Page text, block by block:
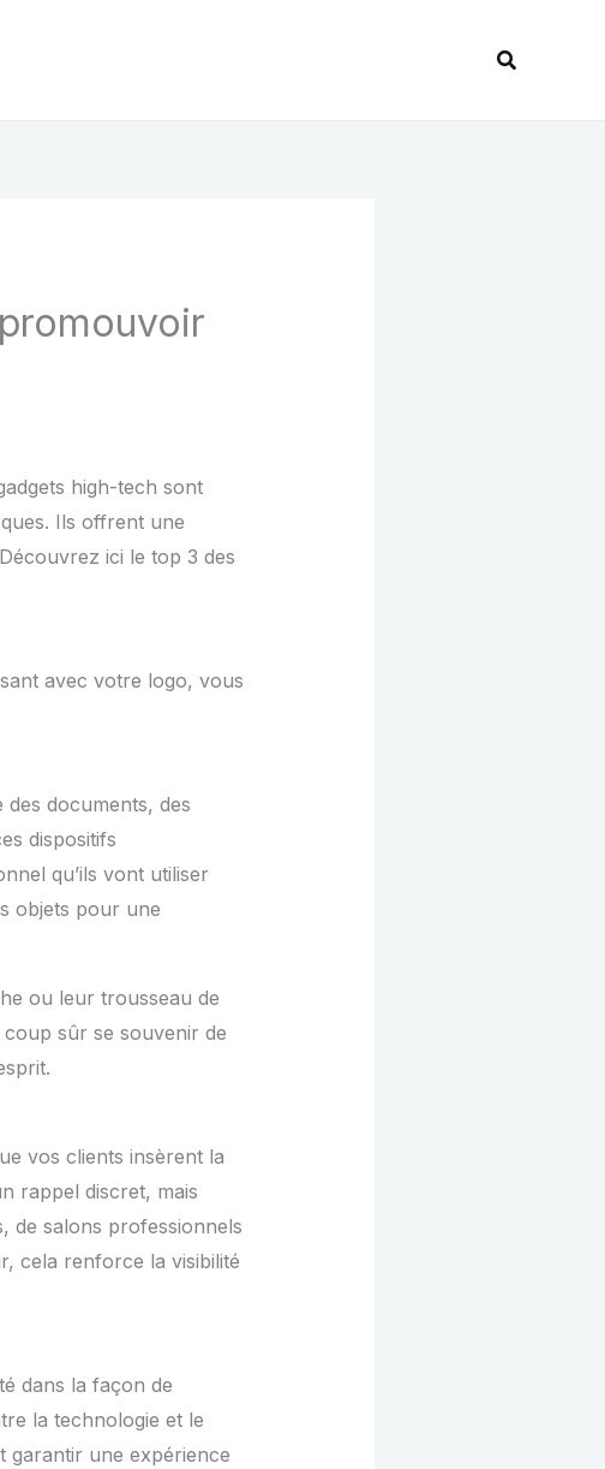
high-tech sont
Ils offrent une
ici le top 3 des
avec votre logo, vous
documents, des
dispositifs
qu’ils vont utiliser
objets pour une
ou leur trousseau de
coup sûr se souvenir de
vos clients insèrent la
rappel discret, mais
de salons professionnels
cela renforce la visibilité
dans la façon de
la technologie et le
garantir une expérience